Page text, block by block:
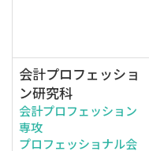
会計プロフェッショ
ン研究科
会計プロフェッション
専攻
プロフェッショナル会